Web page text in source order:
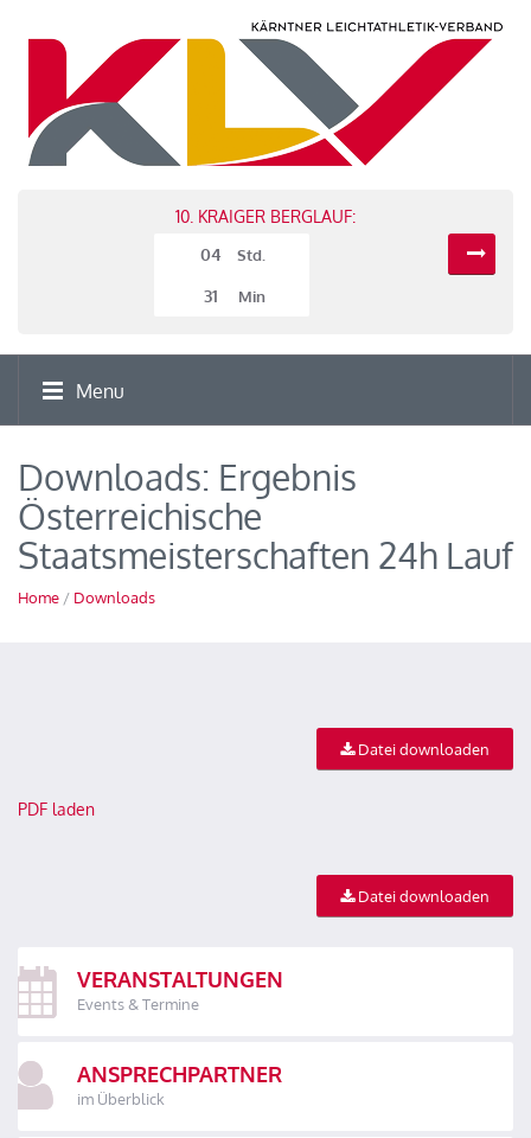
10. KRAIGER BERGLAUF:
04
Std.
31 Min
Menu
Downloads: Ergebnis
Österreichische
Staatsmeisterschaften 24h Lauf
Home / Downloads
Datei downloaden
PDF laden
Datei downloaden
VERANSTALTUNGEN
Events & Termine
ANSPRECHPARTNER
im Überblick